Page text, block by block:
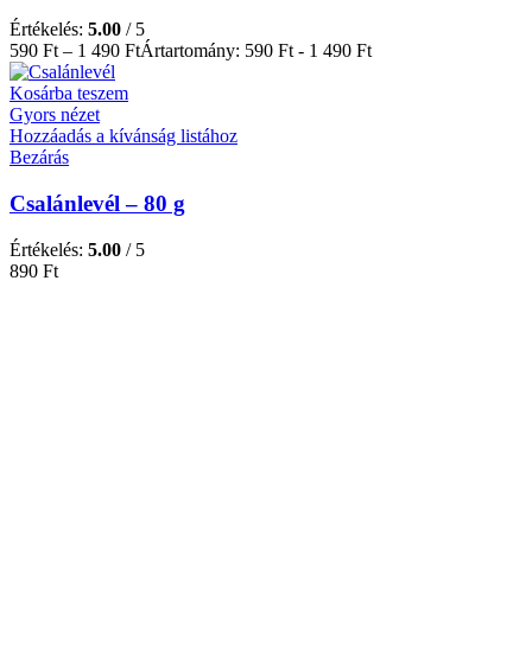
Értékelés: 5.00 / 5
590 Ft – 1 490 FtÁrtartomány: 590 Ft - 1 490 Ft
Kosárba teszem
Gyors nézet
Hozzáadás a kívánság listához
Bezárás
Csalánlevél – 80 g
Értékelés: 5.00 / 5
890 Ft